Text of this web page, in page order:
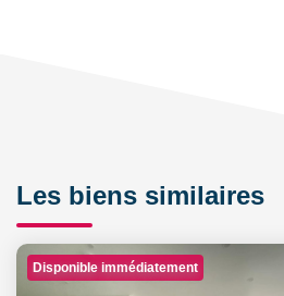
Les biens similaires
Disponible immédiatement